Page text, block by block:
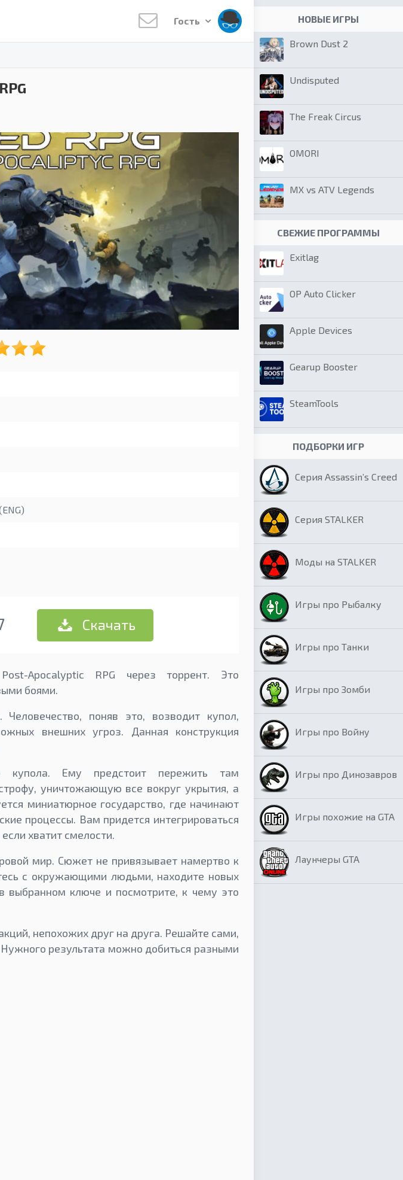
Гость
Скачать
Apocalyptic RPG через торрент. Это
боями.
поняв это, возводит купол,
внешних угроз. Данная конструкция
купола. Ему предстоит пережить там
уничтожающую все вокруг укрытия, а
миниатюрное государство, где начинают
процессы. Вам придется интегрироваться
хватит смелости.
мир. Сюжет не привязывает намертво к
с окружающими людьми, находите новых
выбранном ключе и посмотрите, к чему это
непохожих друг на друга. Решайте сами,
результата можно добиться разными
НОВЫЕ ИГРЫ
Brown Dust 2
Undisputed
The Freak Circus
OMORI
MX vs ATV Legends
СВЕЖИЕ ПРОГРАММЫ
Exitlag
OP Auto Clicker
Apple Devices
Gearup Booster
SteamTools
ПОДБОРКИ ИГР
Серия Assassin’s Creed
Серия STALKER
Моды на STALKER
Игры про Рыбалку
Игры про Танки
Игры про Зомби
Игры про Войну
Игры про Динозавров
Игры похожие на GTA
Лаунчеры GTA